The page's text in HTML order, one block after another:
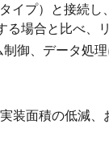
プ）と接続
場合と比べ
御、データ処
装面積の低減、